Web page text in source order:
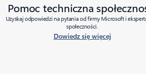
Pomoc techniczna
Uzyskaj odpowiedzi na pytania od firmy Microsoft i
społeczności.
Dowiedz się więcej